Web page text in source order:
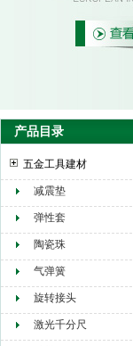
赫尔纳贸易（大连）有限公司
产品目录
五金工具建材
减震垫
弹性套
陶瓷珠
气弹簧
旋转接头
激光千分尺